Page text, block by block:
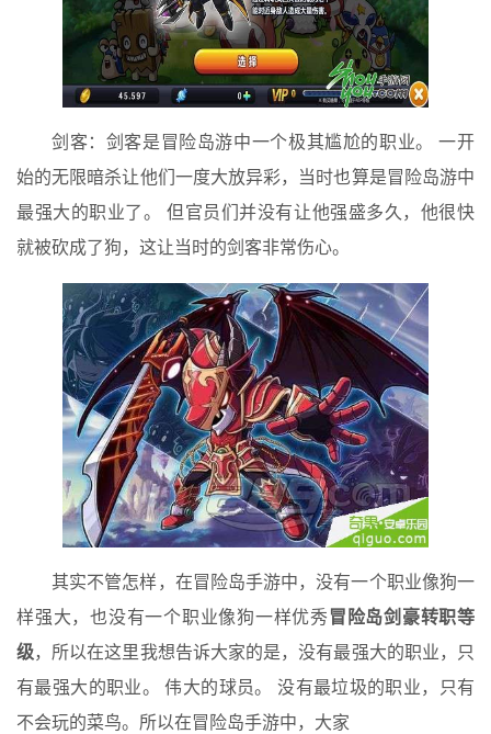
剑客：剑客是冒险岛游中一个极其尴尬的职业。 一开
始的无限暗杀让他们一度大放异彩，当时也算是冒险岛游中
最强大的职业了。 但官员们并没有让他强盛多久，他很快
就被砍成了狗，这让当时的剑客非常伤心。
其实不管怎样，在冒险岛手游中，没有一个职业像狗一
样强大，也没有一个职业像狗一样优秀冒险岛剑豪转职等
级，所以在这里我想告诉大家的是，没有最强大的职业，只
有最强大的职业。 伟大的球员。 没有最垃圾的职业，只有
不会玩的菜鸟。所以在冒险岛手游中，大家